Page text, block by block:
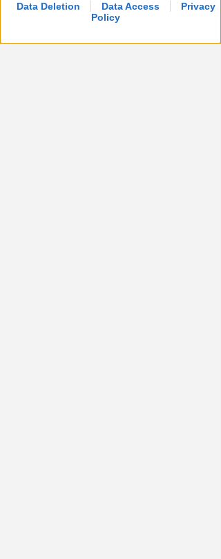
Data Deletion Data Access
Privacy
Policy